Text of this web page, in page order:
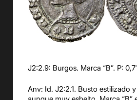
J2:2.9: Burgos. Marca “B”. P:
Anv: Id. J2:2.1. Busto estilizado